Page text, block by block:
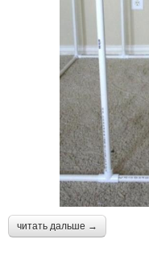
читать дальше →